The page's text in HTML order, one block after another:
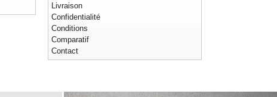
Livraison
Confidentialité
Conditions
Comparatif
Contact